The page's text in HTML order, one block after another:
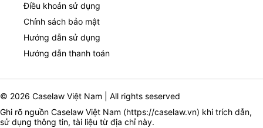
Điều khoản sử dụng
Chính sách bảo mật
Hướng dẫn sử dụng
Hướng dẫn thanh toán
© 2026 Caselaw Việt Nam | All rights seserved
Ghi rõ nguồn Caselaw Việt Nam (https://caselaw.vn) khi trích dẫn,
sử dụng thông tin, tài liệu từ địa chỉ này.